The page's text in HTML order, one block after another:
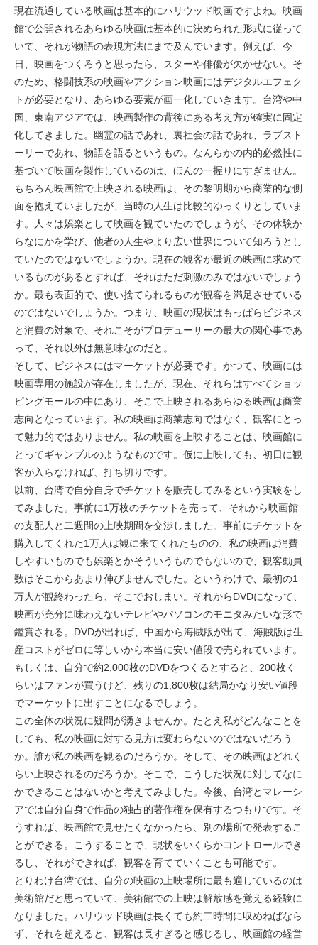
現在流通している映画は基本的にハリウッド映画ですよね。映画
館で公開されるあらゆる映画は基本的に決められた形式に従って
いて、それが物語の表現方法にまで及んでいます。例えば、今
日、映画をつくろうと思ったら、スターや俳優が欠かせない。そ
のため、格闘技系の映画やアクション映画にはデジタルエフェク
トが必要となり、あらゆる要素が画一化していきます。台湾や中
国、東南アジアでは、映画製作の背後にある考え方が確実に固定
化してきました。幽霊の話であれ、裏社会の話であれ、ラブスト
ーリーであれ、物語を語るというもの。なんらかの内的必然性に
基づいて映画を製作しているのは、ほんの一握りにすぎません。
もちろん映画館で上映される映画は、その黎明期から商業的な側
面を抱えていましたが、当時の人生は比較的ゆっくりとしていま
す。人々は娯楽として映画を観ていたのでしょうが、その体験か
らなにかを学び、他者の人生やより広い世界について知ろうとし
ていたのではないでしょうか。現在の観客が最近の映画に求めて
いるものがあるとすれば、それはただ刺激のみではないでしょう
か。最も表面的で、使い捨てられるものが観客を満足させている
のではないでしょうか。つまり、映画の現状はもっぱらビジネス
と消費の対象で、それこそがプロデューサーの最大の関心事であ
って、それ以外は無意味なのだと。
そして、ビジネスにはマーケットが必要です。かつて、映画には
映画専用の施設が存在しましたが、現在、それらはすべてショッ
ピングモールの中にあり、そこで上映されるあらゆる映画は商業
志向となっています。私の映画は商業志向ではなく、観客にとっ
て魅力的ではありません。私の映画を上映することは、映画館に
とってギャンブルのようなものです。仮に上映しても、初日に観
客が入らなければ、打ち切りです。
以前、台湾で自分自身でチケットを販売してみるという実験をし
てみました。事前に1万枚のチケットを売って、それから映画館
の支配人と二週間の上映期間を交渉しました。事前にチケットを
購入してくれた1万人は観に来てくれたものの、私の映画は消費
しやすいものでも娯楽とかそういうものでもないので、観客動員
数はそこからあまり伸びませんでした。というわけで、最初の1
万人が観終わったら、そこでおしまい。それからDVDになって、
映画が充分に味わえないテレビやパソコンのモニタみたいな形で
鑑賞される。DVDが出れば、中国から海賊版が出て、海賊版は生
産コストがゼロに等しいから本当に安い値段で売られています。
もしくは、自分で約2,000枚のDVDをつくるとすると、200枚く
らいはファンが買うけど、残りの1,800枚は結局かなり安い値段
でマーケットに出すことになるでしょう。
この全体の状況に疑問が湧きませんか。たとえ私がどんなことを
しても、私の映画に対する見方は変わらないのではないだろう
か。誰が私の映画を観るのだろうか。そして、その映画はどれく
らい上映されるのだろうか。そこで、こうした状況に対してなに
かできることはないかと考えてみました。今後、台湾とマレーシ
アでは自分自身で作品の独占的著作権を保有するつもりです。そ
うすれば、映画館で見せたくなかったら、別の場所で発表するこ
とができる。こうすることで、現状をいくらかコントロールでき
るし、それができれば、観客を育てていくことも可能です。
とりわけ台湾では、自分の映画の上映場所に最も適しているのは
美術館だと思っていて、美術館での上映は解放感を覚える経験に
なりました。ハリウッド映画は長くても約二時間に収めねばなら
ず、それを超えると、観客は長すぎると感じるし、映画館の経営